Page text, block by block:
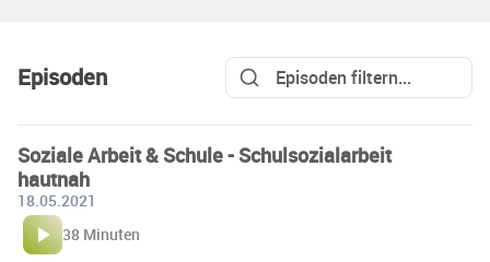
Episoden
Soziale Arbeit & Schule - Schulsozialarbeit
hautnah
18.05.2021
38 Minuten